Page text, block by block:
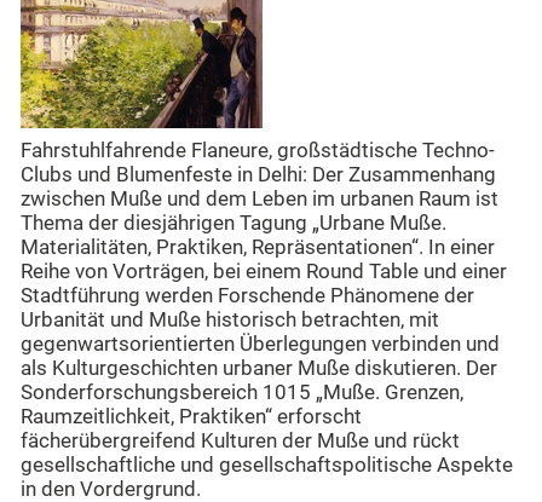
Fahrstuhlfahrende Flaneure, großstädtische Techno-
Clubs und Blumenfeste in Delhi: Der Zusammenhang
zwischen Muße und dem Leben im urbanen Raum ist
Thema der diesjährigen Tagung „Urbane Muße.
Materialitäten, Praktiken, Repräsentationen“. In einer
Reihe von Vorträgen, bei einem Round Table und einer
Stadtführung werden Forschende Phänomene der
Urbanität und Muße historisch betrachten, mit
gegenwartsorientierten Überlegungen verbinden und
als Kulturgeschichten urbaner Muße diskutieren. Der
Sonderforschungsbereich 1015 „Muße. Grenzen,
Raumzeitlichkeit, Praktiken“ erforscht
fächerübergreifend Kulturen der Muße und rückt
gesellschaftliche und gesellschaftspolitische Aspekte
in den Vordergrund.